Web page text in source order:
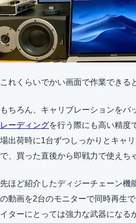
これくらいでかい画面で作業できる
もちろん、キャリブレーションをバ
レーディングを行う際にも高い精度
場出荷時に1台ずつしっかりとキャ
で、買った直後から即戦力で使えち
先ほど紹介したディジーチェーン機
の動画を2台のモニターで同時再生
イターにとっては強力な武器になる